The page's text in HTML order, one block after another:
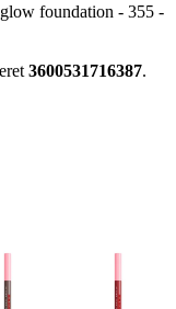
foundation - 355 -
3600531716387.